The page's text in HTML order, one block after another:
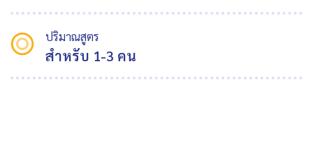
ปริมาณสูตร
สำหรับ 1-3 คน